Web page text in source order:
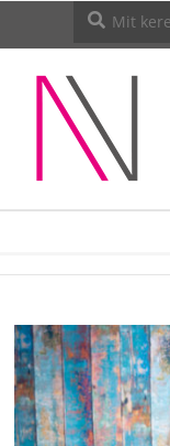
NŐI